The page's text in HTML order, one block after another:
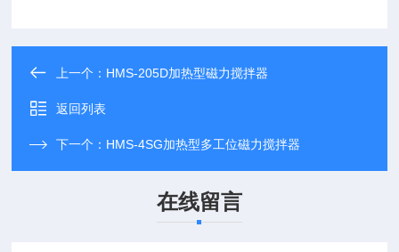
上一个： HMS-205D加热型磁力搅拌器
返回列表
下一个： HMS-4SG加热型多工位磁力搅拌器
在线留言